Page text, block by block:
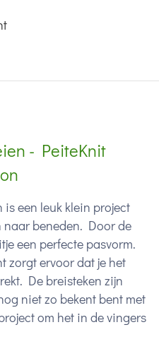
- PeiteKnit
een leuk klein project
naar beneden. Door de
een perfecte pasvorm.
zorgt ervoor dat je het
De breisteken zijn
niet zo bekent bent met
om het in de vingers